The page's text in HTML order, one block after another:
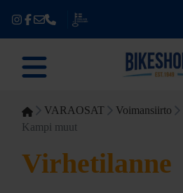
VARAOSAT Voimansiirto
Kampi muut
Virhetilanne